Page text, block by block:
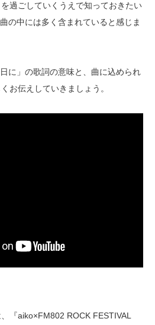
過ごしていくうえで知っておきたい
の中には多く含まれていると感じま
に」の歌詞の意味と、曲に込められ
お伝えしていきましょう。
『aiko×FM802 ROCK FESTIVAL